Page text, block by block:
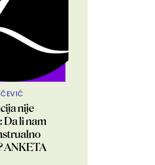
nije
Da li nam
ANKETA